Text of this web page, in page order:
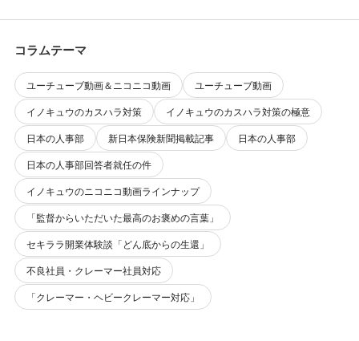
コラムテーマ
ユーチューブ動画＆ニコニコ動画
ユーチューブ動画
イノキュウのカスハラ対策
イノキュウのカスハラ対策の極意
日本の人事部
新日本保険新聞掲載記事
日本の人事部
日本の人事部回答者就任の件
イノキュウのニコニコ動画ラインナップ
「監督からいただいた最高のお褒めの言葉」
セキララ開業体験談「どん底からの生還」
不良社員・クレーマー社員対応
「クレーマー・ヘビークレーマー対応」